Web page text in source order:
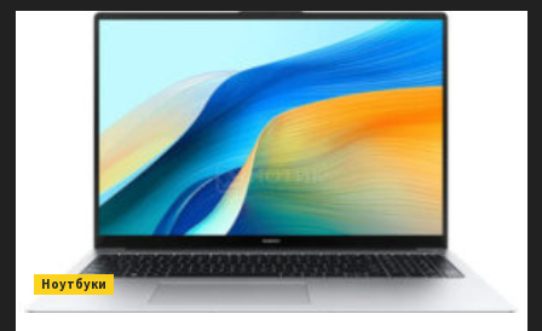
Ноутбуки